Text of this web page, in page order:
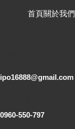
首頁關於我們
ipo16888@gmail.com
0960-550-797